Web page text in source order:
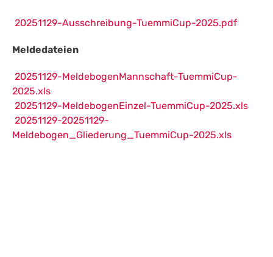
20251129-Ausschreibung-TuemmiCup-2025.pdf
Meldedateien
20251129-MeldebogenMannschaft-TuemmiCup-
2025.xls
20251129-MeldebogenEinzel-TuemmiCup-2025.xls
20251129-20251129-
Meldebogen_Gliederung_TuemmiCup-2025.xls